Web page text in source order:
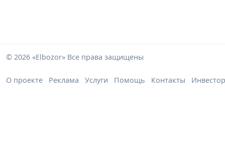
© 2026 «Elbozor» Все права защищены
О проекте Реклама Услуги Помощь Контакты